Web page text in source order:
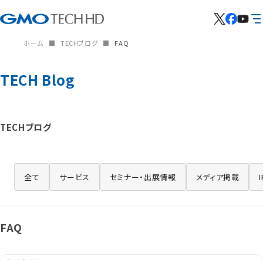
ホーム TECHブログ FAQ
TECH Blog
TECHブログ
全て サービス セミナー・出展情報 メディア掲載
FAQ